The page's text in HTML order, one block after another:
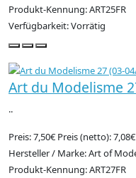
Produkt-Kennung: ART25FR
Verfügbarkeit: Vorrätig
Art du Modelisme
..
Preis: 7,50€ Preis (netto): 7,08€
Hersteller / Marke: Art of
Produkt-Kennung: ART27FR